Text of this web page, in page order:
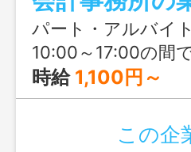
パート・アルバイト
10:00～17:00の間
時給 1,100円～
この企